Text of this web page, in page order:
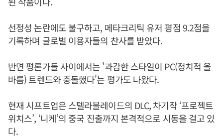
선정성 논란에도 불구하고, 메타크리틱 유저 평점 9.2점을
기록하며 글로벌 이용자들의 찬사를 받았다.
반면 평론가들 사이에서는 '과감한 스타일이 PC(정치적 올
바름) 트렌드와 충돌했다'는 평가도 나왔다.
현재 시프트업은 스텔라블레이드의 DLC, 차기작 ‘프로젝트
위치스’, ‘니케’의 중국 진출까지 본격적으로 시동을 걸고 있
다.